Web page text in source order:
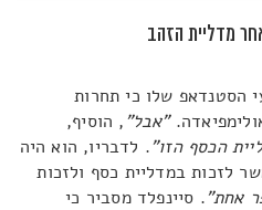
הסטנדאפ שלו כי תחרות
"אבל", הוסיף,
הכסף הזו". לדבריו, הוא היה
לזכות במדליית כסף ולזכות
אחת". סיינפלד מסביר כי